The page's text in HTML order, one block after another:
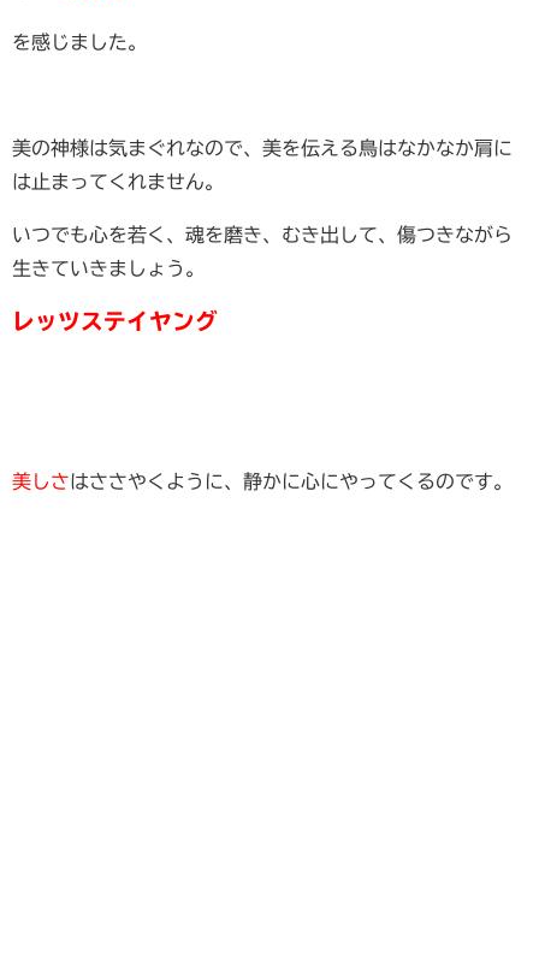
を感じました。
美の神様は気まぐれなので、美を伝える鳥はなかなか肩に
は止まってくれません。
いつでも心を若く、魂を磨き、むき出して、傷つきながら
生きていきましょう。
レッツステイヤング
美しさはささやくように、静かに心にやってくるのです。